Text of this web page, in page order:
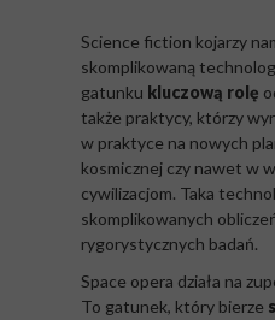
Science fiction kojarzy
skomplikowaną
gatunku kluczową rolę
także praktycy, którzy
w praktyce na nowych
kosmicznej czy nawet w
cywilizacjom. Taka
skomplikowanych
rygorystycznych badań.
Space opera działa na
To gatunek, który bierze